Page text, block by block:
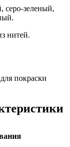
серо-зеленый,
нитей.
покраски